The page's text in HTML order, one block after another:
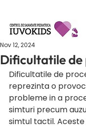
Dificultatile de
Nov 12, 2024
Dificultatile de
reprezinta o
probleme in a
simturi precum
simtul tactil.